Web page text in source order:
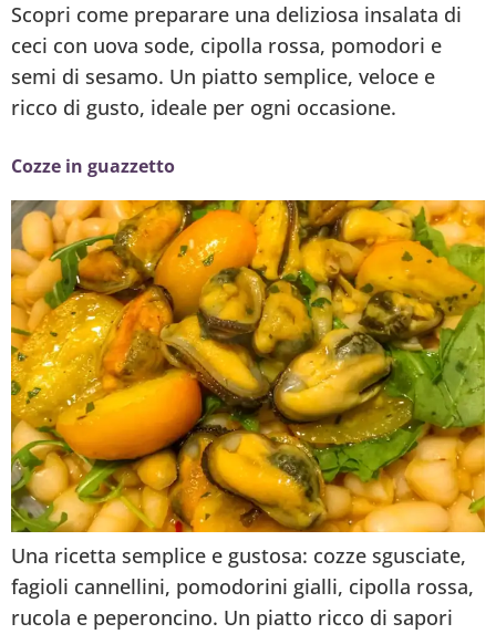
Scopri come preparare una deliziosa insalata di
ceci con uova sode, cipolla rossa, pomodori e
semi di sesamo. Un piatto semplice, veloce e
ricco di gusto, ideale per ogni occasione.
Cozze in guazzetto
Una ricetta semplice e gustosa: cozze sgusciate,
fagioli cannellini, pomodorini gialli, cipolla rossa,
rucola e peperoncino. Un piatto ricco di sapori